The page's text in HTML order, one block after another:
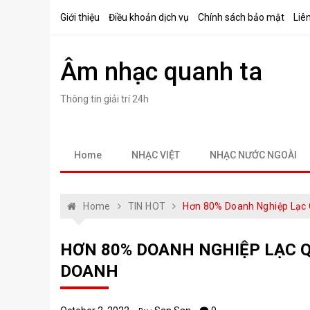
Giới thiệu Điều khoản dịch vụ Chính sách bảo mật
Âm nhạc quanh ta
Thông tin giải trí 24h
Home NHẠC VIỆT NHẠC NƯỚC NGOÀI
Home TIN HOT Hơn 80% Doanh Nghiệp
HƠN 80% DOANH NGHIỆP LẠC
DOANH